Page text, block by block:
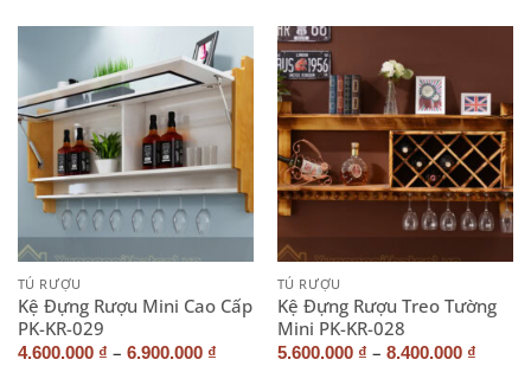
TỦ RƯỢU
Kệ Đựng Rượu Mini Cao Cấp
PK-KR-029
4.600.000 ₫ – 6.900.000 ₫
TỦ RƯỢU
Kệ Đựng Rượu Treo Tường
Mini PK-KR-028
5.600.000 ₫ – 8.400.000 ₫